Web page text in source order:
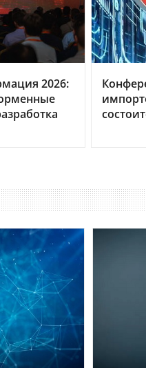
2026: